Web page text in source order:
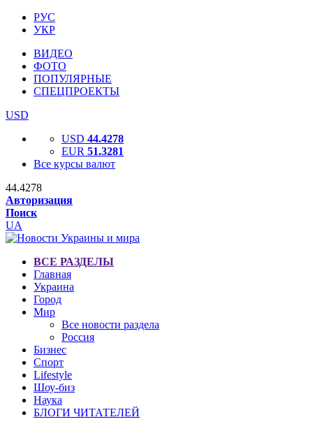
РУС
УКР
ВИДЕО
ФОТО
ПОПУЛЯРНЫЕ
СПЕЦПРОЕКТЫ
USD
USD 44.4278
EUR 51.3281
Все курсы валют
44.4278
Авторизация
Поиск
UA
ВСЕ РАЗДЕЛЫ
Главная
Украина
Город
Мир
Все новости раздела
Россия
Бизнес
Спорт
Lifestyle
Шоу-биз
Наука
БЛОГИ ЧИТАТЕЛЕЙ